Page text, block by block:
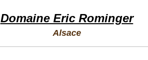
Domaine Eric Rominger
Alsace